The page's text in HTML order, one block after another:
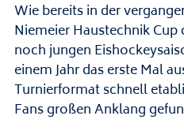
Wie bereits in der
Niemeier Haustechnik
noch jungen
einem Jahr das erste Mal
Turnierformat schnell
Fans großen Anklang